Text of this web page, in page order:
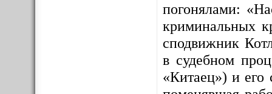
погонялами:
криминальных
сподвижник
в судебном
«Китаец») и